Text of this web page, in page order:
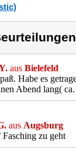
aus Bielefeld
Habe es
Abend lang(
aus Augsburg
zu geht